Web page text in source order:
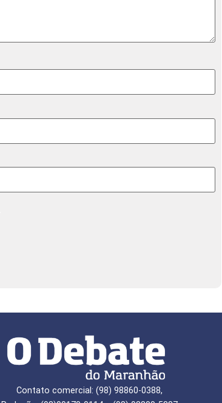
Contato comercial: (98) 98860-0388,